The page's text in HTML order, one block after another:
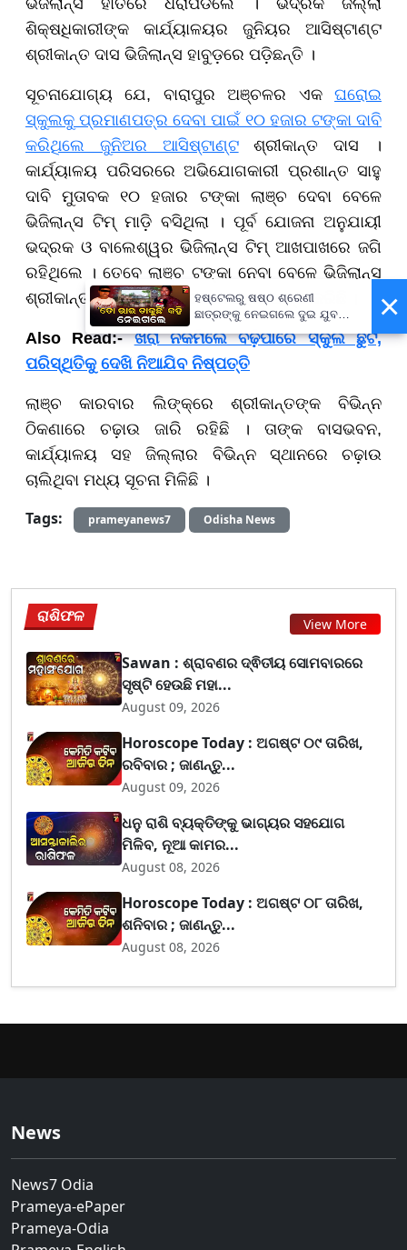
ଶିକ୍ଷଧିକାରୀଙ୍କ କାର୍ଯ୍ୟାଳୟର ଜୁନିୟର ଆସିଷ୍ଟାଣ୍ଟ
ଶ୍ରୀକାନ୍ତ ଦାସ ଭିଜିଲାନ୍ସ ହାବୁଡ଼ରେ ପଡ଼ିଛନ୍ତି ।
ସୂଚନାଯୋଗ୍ୟ ଯେ, ବାରାପୁର ଅଞ୍ଚଳର ଏକ ଘରୋଇ
ସ୍କୁଲକୁ ପ୍ରମାଣପତ୍ର ଦେବା ପାଇଁ ୧୦ ହଜାର ଟଙ୍କା ଦାବି
କରିଥିଲେ ଜୁନିଅର ଆସିଷ୍ଟାଣ୍ଟଶ୍ରୀକାନ୍ତ ଦାସ ।
କାର୍ଯ୍ୟାଳୟ ପରିସରରେ ଅଭିଯୋଗକାରୀ ପ୍ରଶାନ୍ତ ସାହୁ
ଦାବି ମୁତାବକ ୧୦ ହଜାର ଟଙ୍କା ଲାଞ୍ଚ ଦେବା ବେଳେ
ଭିଜିଲାନ୍ସ ଟିମ୍ ମାଡ଼ି ବସିଥିଲା । ପୂର୍ବ ଯୋଜନା ଅନୁଯାୟୀ
ଭଦ୍ରକ ଓ ବାଲେଶ୍ୱର ଭିଜିଲାନ୍ସ ଟିମ୍ ଆଖପାଖରେ ଜଗି
ରହିଥିଲେ । ତେବେ ଲାଞ୍ଚ ଟଙ୍କା ନେବା ବେଳେ ଭିଜିଲାନ୍ସ
ଶ୍ରୀକାନ୍ତଙ୍କୁ ଧରିବା ସହ କାଗଜପତ୍ର ଯାଞ୍ଚ କରିଛି ।
Also Read:-ଖରା ନକମିଲେ ବଢ଼ିପାରେ ସ୍କୁଲ ଛୁଟି,
ପରିସ୍ଥିତିକୁ ଦେଖି ନିଆଯିବ ନିଷ୍ପତ୍ତି
ଲାଞ୍ଚ କାରବାର ଲିଙ୍କ୍‌ରେ ଶ୍ରୀକାନ୍ତଙ୍କ ବିଭିନ୍ନ
ଠିକଣାରେ ଚଢ଼ାଉ ଜାରି ରହିଛି । ତାଙ୍କ ବାସଭବନ,
କାର୍ଯ୍ୟାଳୟ ସହ ଜିଲ୍ଲାର ବିଭିନ୍ନ ସ୍ଥାନରେ ଚଢ଼ାଉ
ଚାଲିଥିବା ମଧ୍ୟ ସୂଚନା ମିଳିଛି ।
Tags: prameyanews7 Odisha News
ରାଶିଫଳ View More
Sawan : ଶ୍ରାବଣର ଦ୍ଵିତୀୟ ସୋମବାରରେ
ସୃଷ୍ଟି ହେଉଛି ମହା...
August 09, 2026
Horoscope Today : ଅଗଷ୍ଟ ୦୯ ତାରିଖ,
ରବିବାର ; ଜାଣନ୍ତୁ...
August 09, 2026
ଧନୁ ରାଶି ବ୍ୟକ୍ତିଙ୍କୁ ଭାଗ୍ୟର ସହଯୋଗ
ମିଳିବ, ନୂଆ କାମର...
August 08, 2026
Horoscope Today : ଅଗଷ୍ଟ ୦୮ ତାରିଖ,
ଶନିବାର ; ଜାଣନ୍ତୁ...
August 08, 2026
News
News7 Odia
Prameya-ePaper
Prameya-Odia
×
ହଷ୍ଟେଲରୁ ଷଷ୍ଠ ଶ୍ରେଣୀ
ଛାତ୍ରଙ୍କୁ ନେଇଗଲେ ଦୁଇ ଯୁବକ,
ନିବେଦନ